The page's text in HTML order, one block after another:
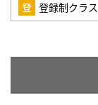
登録制クラス